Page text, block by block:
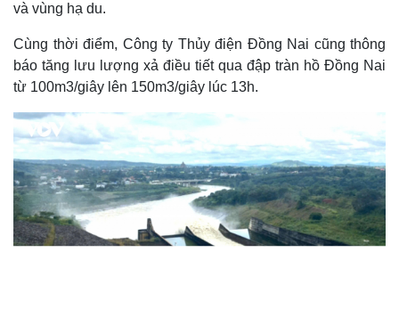
và vùng hạ du.
Cùng thời điểm, Công ty Thủy điện Đồng Nai cũng thông
báo tăng lưu lượng xả điều tiết qua đập tràn hồ Đồng Nai
từ 100m3/giây lên 150m3/giây lúc 13h.